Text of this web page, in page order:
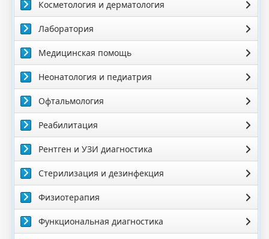
Косметология и дерматология
Лаборатория
Медицинская помощь
Неонатология и педиатрия
Офтальмология
Реабилитация
Рентген и УЗИ диагностика
Стерилизация и дезинфекция
Физиотерапия
Функциональная диагностика